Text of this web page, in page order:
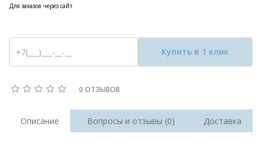
Для заказов через сайт
Купить в 1 клик
0 ОТЗЫВОВ
Описание Вопросы и отзывы (0) Доставка